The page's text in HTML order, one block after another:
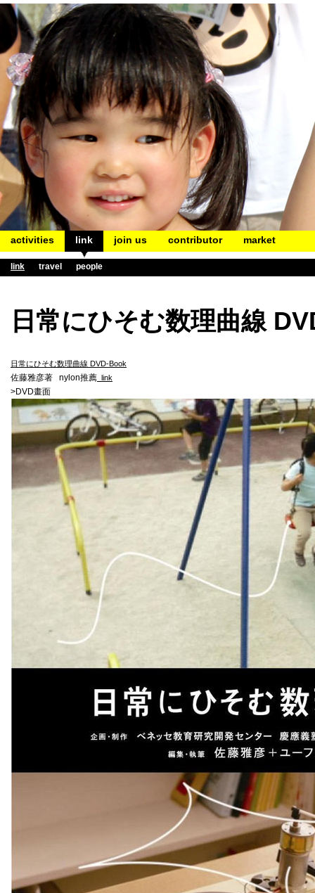
activities link join us contributor market
link travel people
日常にひそむ数理曲線
日常にひそむ数理曲線 DVD-Book
佐藤雅彦著 nylon推薦 link
>DVD畫面